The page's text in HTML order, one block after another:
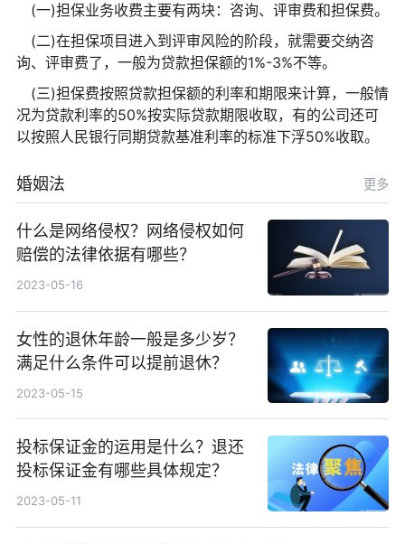
(一)担保业务收费主要有两块：咨询、评审费和担保费。
(二)在担保项目进入到评审风险的阶段，就需要交纳咨
询、评审费了，一般为贷款担保额的1%-3%不等。
(三)担保费按照贷款担保额的利率和期限来计算，一般情
况为贷款利率的50%按实际贷款期限收取，有的公司还可
以按照人民银行同期贷款基准利率的标准下浮50%收取。
婚姻法 更多
什么是网络侵权？网络侵权如何
赔偿的法律依据有哪些？
2023-05-16
女性的退休年龄一般是多少岁？
满足什么条件可以提前退休？
2023-05-15
投标保证金的运用是什么？退还
投标保证金有哪些具体规定？
2023-05-11